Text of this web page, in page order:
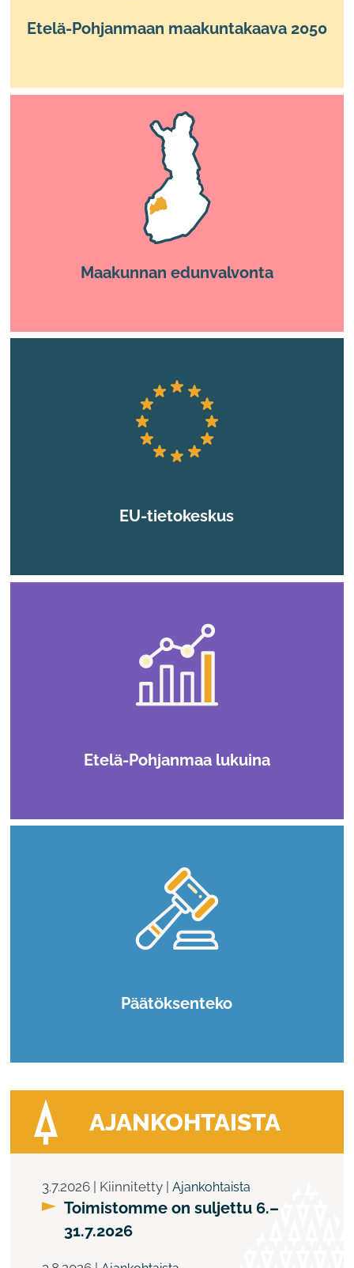
Etelä-Pohjanmaan maakuntakaava 2050
Maakunnan edunvalvonta
EU-tietokeskus
Etelä-Pohjanmaa lukuina
Päätöksenteko
AJANKOHTAISTA
3.7.2026 | Kiinnitetty |Ajankohtaista
Toimistomme on suljettu 6.–
31.7.2026